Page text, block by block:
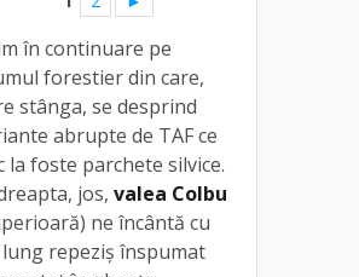
în continuare pe
forestier din care,
stânga, se desprind
abrupte de TAF ce
la foste parchete silvice.
jos, valea Colbu
ne încântă cu
repeziș înspumat